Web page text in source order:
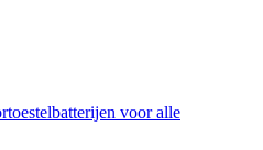
voor alle